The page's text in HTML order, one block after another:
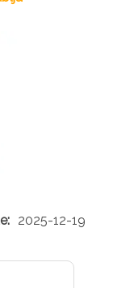
2025-12-19